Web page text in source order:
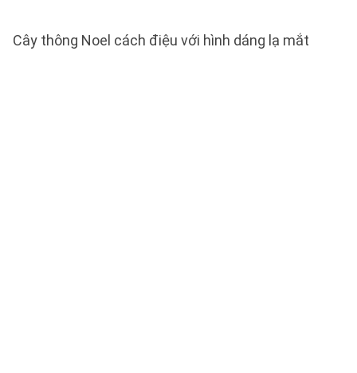
Cây thông Noel cách điệu với hình dáng lạ mắt